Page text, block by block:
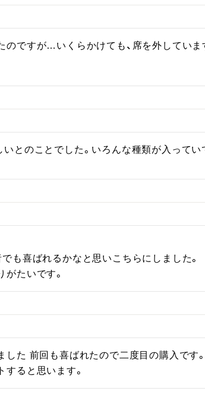
のですが…いくらかけても、席を外してい
とのことでした。いろんな種類が入ってい
も喜ばれるかなと思いこちらにしました。
たいです。
た 前回も喜ばれたので二度目の購入です。
ると思います。